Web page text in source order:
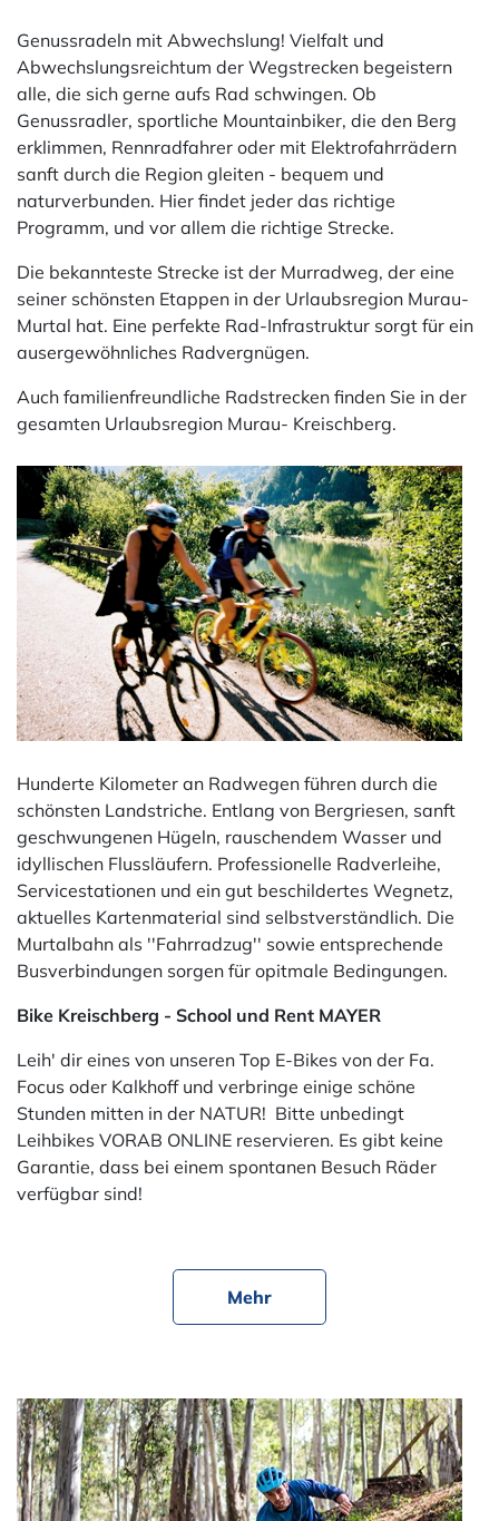
Genussradeln mit Abwechslung! Vielfalt und
Abwechslungsreichtum der Wegstrecken begeistern
alle, die sich gerne aufs Rad schwingen. Ob
Genussradler, sportliche Mountainbiker, die den Berg
erklimmen, Rennradfahrer oder mit Elektrofahrrädern
sanft durch die Region gleiten - bequem und
naturverbunden. Hier findet jeder das richtige
Programm, und vor allem die richtige Strecke.
Die bekannteste Strecke ist der Murradweg, der eine
seiner schönsten Etappen in der Urlaubsregion Murau-
Murtal hat. Eine perfekte Rad-Infrastruktur sorgt für ein
ausergewöhnliches Radvergnügen.
Auch familienfreundliche Radstrecken finden Sie in der
gesamten Urlaubsregion Murau- Kreischberg.
Hunderte Kilometer an Radwegen führen durch die
schönsten Landstriche. Entlang von Bergriesen, sanft
geschwungenen Hügeln, rauschendem Wasser und
idyllischen Flussläufern. Professionelle Radverleihe,
Servicestationen und ein gut beschildertes Wegnetz,
aktuelles Kartenmaterial sind selbstverständlich. Die
Murtalbahn als ''Fahrradzug'' sowie entsprechende
Busverbindungen sorgen für opitmale Bedingungen.
Bike Kreischberg - School und Rent MAYER
Leih' dir eines von unseren Top E-Bikes von der Fa.
Focus oder Kalkhoff und verbringe einige schöne
Stunden mitten in der NATUR! Bitte unbedingt
Leihbikes VORAB ONLINE reservieren. Es gibt keine
Garantie, dass bei einem spontanen Besuch Räder
verfügbar sind!
Mehr